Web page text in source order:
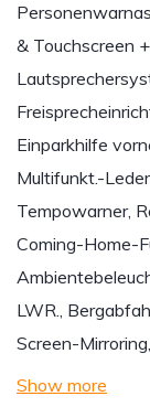
& Touchscreen
Einparkhilfe
Multifunkt.-
Tempowarner,
Coming-Home-
LWR.,
Screen-
Show more